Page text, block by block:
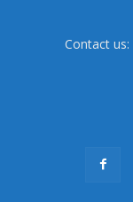
Contact us: